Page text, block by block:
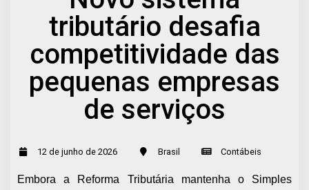
tributário desafia
competitividade das
pequenas empresas
de serviços
12 de junho de 2026 Brasil Contábeis
Embora a Reforma Tributária mantenha o Simples